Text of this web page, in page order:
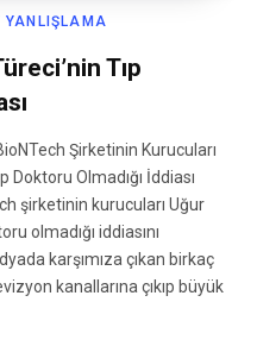
YANLIŞLAMA
Tıp
Şirketinin Kurucuları
Doktoru Olmadığı İddiası
şirketinin kurucuları Uğur
olmadığı iddiasını
karşımıza çıkan birkaç
kanallarına çıkıp büyük